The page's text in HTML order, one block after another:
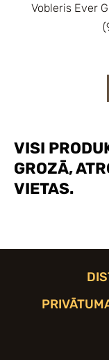
VISI
GROZĀ,
VIETAS.
Vobleris Ever